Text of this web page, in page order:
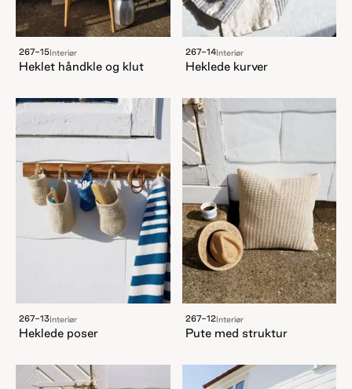
267-15Interiør
Heklet håndkle og klut
267-14Interiør
Heklede kurver
267-13Interiør
Heklede poser
267-12Interiør
Pute med struktur